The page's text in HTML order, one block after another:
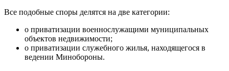
Все подобные споры делятся на две категории:
о приватизации военнослужащими муниципальных
объектов недвижимости;
о приватизации служебного жилья, находящегося в
ведении Минобороны.